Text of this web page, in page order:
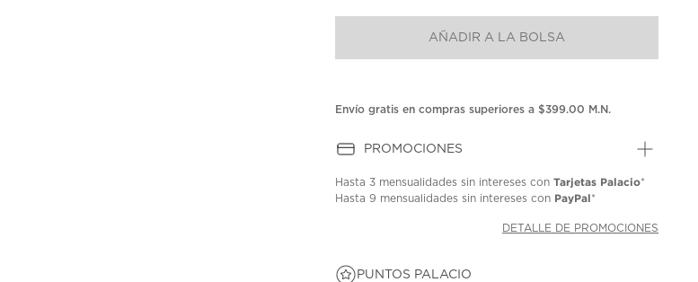
puntuación.
en
la
AÑADIR A LA BOLSA
Envío gratis en compras superiores a $399.00 M.N.
PROMOCIONES
Hasta 3 mensualidades sin intereses conTarjetas Palacio*
Hasta9 mensualidades sin intereses con PayPal*
DETALLE DE PROMOCIONES
PUNTOS PALACIO